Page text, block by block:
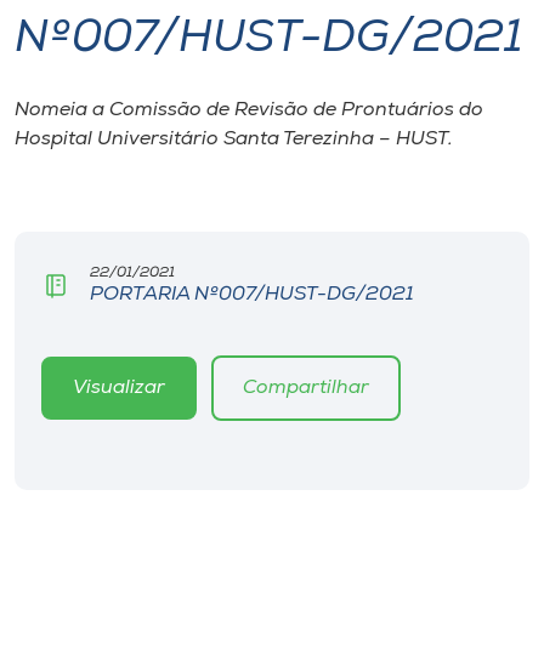
I.nova
Diplomados
CPA
Editora
Nº007/HUST-DG/2021
Nomeia a Comissão de Revisão de Prontuários do
Hospital Universitário Santa Terezinha – HUST.
22/01/2021
PORTARIA Nº007/HUST-DG/2021
Visualizar Compartilhar